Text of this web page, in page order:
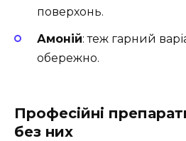
поверхонь.
Амоній: теж гарний
обережно.
Професійні
без них